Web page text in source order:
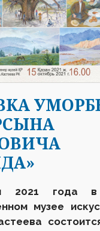
2021 года
музее